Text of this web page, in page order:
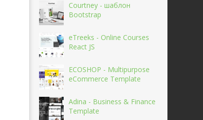
Courtney - шаблон
Bootstrap
eTreeks - Online Courses
React JS
ECOSHOP - Multipurpose
eCommerce Template
Adina - Business & Finance
Template